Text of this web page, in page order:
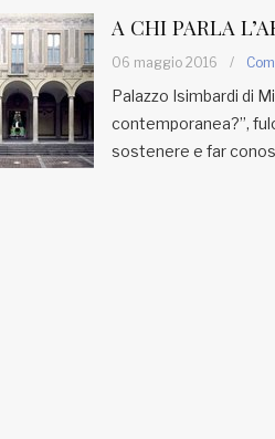
angolo C.
(Italia)
A CHI PARLA
06 maggio 2016 /
Palazzo Isimbardi di
contemporanea?”,
sostenere e far